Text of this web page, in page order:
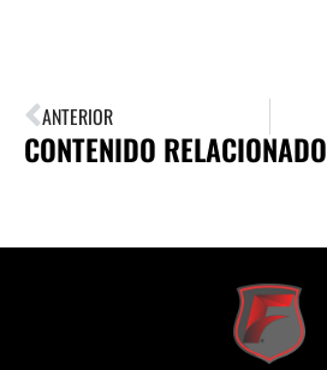
ANTERIOR
CONTENIDO RELACIONADO